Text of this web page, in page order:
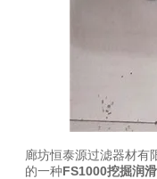
廊坊恒泰源过滤器材有
的一种FS1000挖掘润